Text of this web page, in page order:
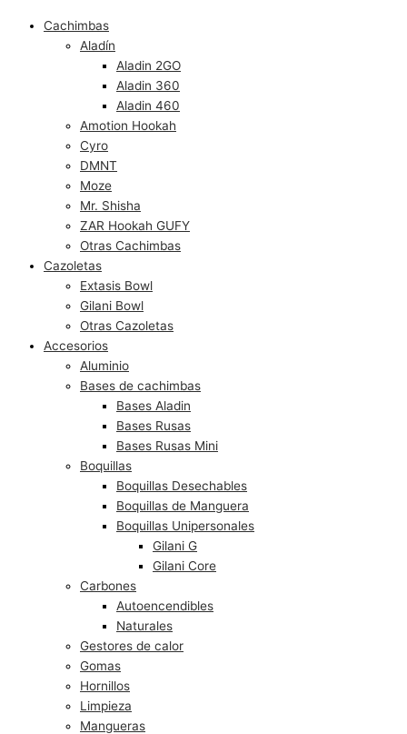
Cachimbas
Aladín
Aladin 2GO
Aladin 360
Aladin 460
Amotion Hookah
Cyro
DMNT
Moze
Mr. Shisha
ZAR Hookah GUFY
Otras Cachimbas
Cazoletas
Extasis Bowl
Gilani Bowl
Otras Cazoletas
Accesorios
Aluminio
Bases de cachimbas
Bases Aladin
Bases Rusas
Bases Rusas Mini
Boquillas
Boquillas Desechables
Boquillas de Manguera
Boquillas Unipersonales
Gilani G
Gilani Core
Carbones
Autoencendibles
Naturales
Gestores de calor
Gomas
Hornillos
Limpieza
Mangueras